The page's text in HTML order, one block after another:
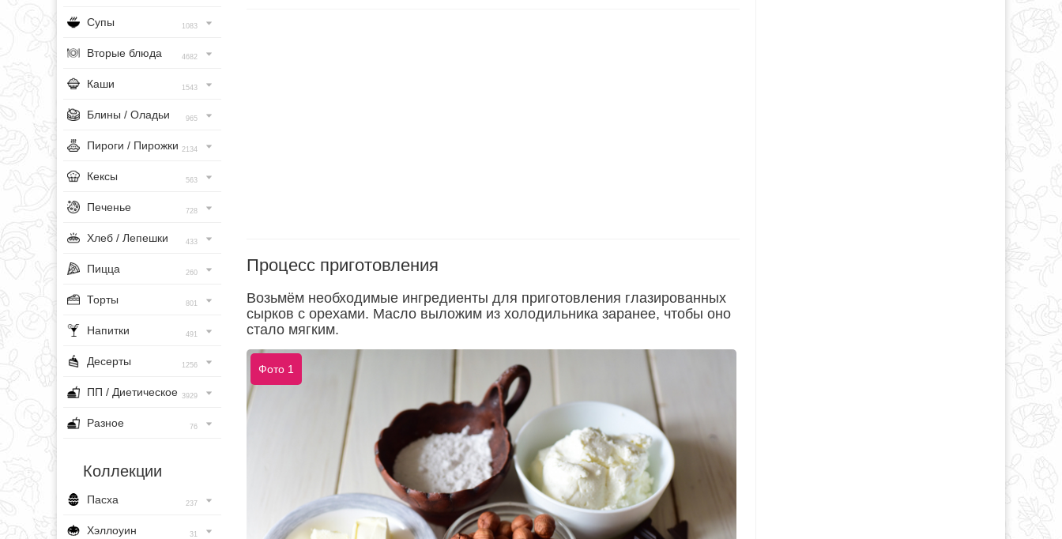
Супы 1083
Вторые блюда 4682
Каши 1543
Блины / Оладьи 965
Пироги / Пирожки 2134
Кексы 563
Печенье 728
Хлеб / Лепешки 433
Пицца 260
Торты 801
Напитки 491
Десерты 1256
ПП / Диетическое 3929
Разное 76
Коллекции
Пасха 237
Хэллоуин 31
Процесс приготовления
Возьмём необходимые ингредиенты для приготовления глазированных
сырков с орехами. Масло выложим из холодильника заранее, чтобы оно
стало мягким.
Фото 1